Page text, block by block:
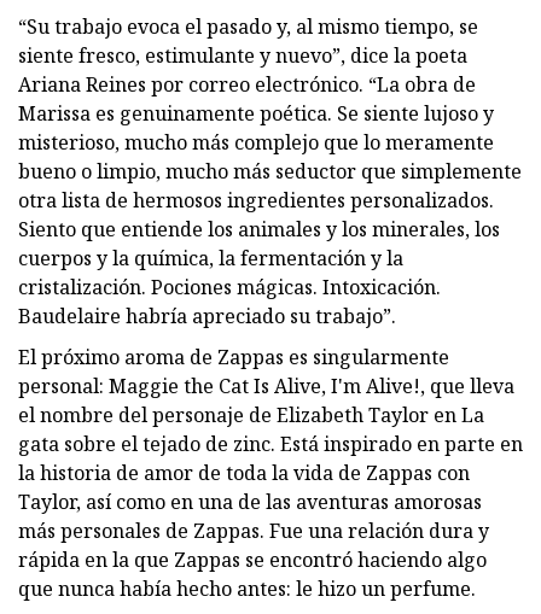
“Su trabajo evoca el pasado y, al mismo tiempo, se
siente fresco, estimulante y nuevo”, dice la poeta
Ariana Reines por correo electrónico. “La obra de
Marissa es genuinamente poética. Se siente lujoso y
misterioso, mucho más complejo que lo meramente
bueno o limpio, mucho más seductor que simplemente
otra lista de hermosos ingredientes personalizados.
Siento que entiende los animales y los minerales, los
cuerpos y la química, la fermentación y la
cristalización. Pociones mágicas. Intoxicación.
Baudelaire habría apreciado su trabajo”.
El próximo aroma de Zappas es singularmente
personal: Maggie the Cat Is Alive, I'm Alive!, que lleva
el nombre del personaje de Elizabeth Taylor en La
gata sobre el tejado de zinc. Está inspirado en parte en
la historia de amor de toda la vida de Zappas con
Taylor, así como en una de las aventuras amorosas
más personales de Zappas. Fue una relación dura y
rápida en la que Zappas se encontró haciendo algo
que nunca había hecho antes: le hizo un perfume.